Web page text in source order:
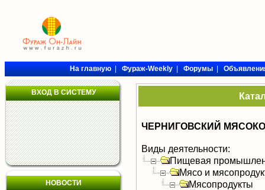
На главную|Фураж-Weekly|Форумы|
ВХОД В СИСТЕМУ
НОВОСТИ
ЧЕРНИГОВСКИЙ
Виды деятельности:
Пищевая
Мясо и
Мясопродукты